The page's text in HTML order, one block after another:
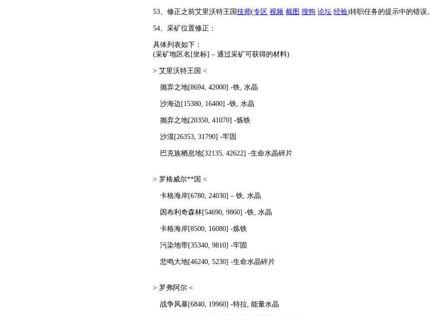
53、修正之前艾里沃特王国 技师(专区 视频 截图 搜狗 论坛 经验)转职任务的提示中的错误。
54、采矿位置修正：
具体列表如下：
(采矿地区名[坐标] – 通过采矿可获得的材料)
> 艾里沃特王国 <
抛弃之地[8694, 42000] -铁, 水晶
沙海边[15380, 16400] -铁, 水晶
抛弃之地[20350, 41070] -炼铁
沙漠[26353, 31790] -牢固
巴克族栖息地[32135, 42622] -生命水晶碎片
> 罗格威尔**国 <
卡格海岸[6780, 24030] – 铁, 水晶
因布利奇森林[54690, 9860] -铁, 水晶
卡格海岸[8500, 16080] -炼铁
污染地带[35340, 9810] -牢固
悲鸣大地[46240, 5230] -生命水晶碎片
> 罗弗阿尔 <
战争风暴[6840, 19960] -特拉, 能量水晶